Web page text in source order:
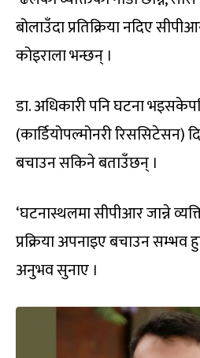
बोलाउँदा प्रतिक्रिया नदिए
कोइराला भन्छन् ।
डा. अधिकारी पनि घटना
(कार्डियोपल्मोनरी रिससिटेसन)
बचाउन सकिने बताउँछन् ।
‘घटनास्थलमा सीपीआर जान्ने
प्रक्रिया अपनाइए बचाउन सम्भव
अनुभव सुनाए ।